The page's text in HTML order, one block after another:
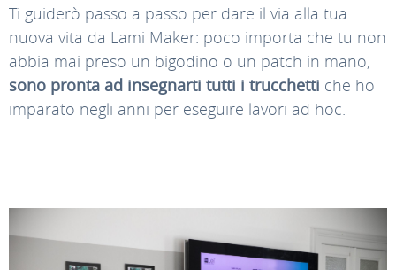
Ti guiderò passo a passo per dare il via alla tua
nuova vita da Lami Maker: poco importa che tu non
abbia mai preso un bigodino o un patch in mano,
sono pronta ad insegnarti tutti i trucchetti che ho
imparato negli anni per eseguire lavori ad hoc.